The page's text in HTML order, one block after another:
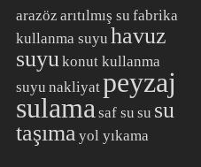
arazöz arıtılmış su fabrika
kullanma suyu havuz
suyu konut kullanma
suyu nakliyatpeyzaj
sulama saf su su su
taşıma yol yıkama